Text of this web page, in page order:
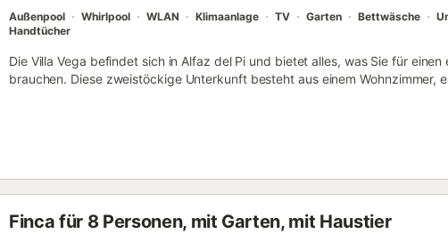
Maßen 9m x 4m und 1,75m tief -...
Außenpool Whirlpool WLAN Klimaanlage TV Garten Bettwäsche
Handtücher
Die Villa Vega befindet sich in Alfaz del Pi und bietet alles, was Sie für
brauchen. Diese zweistöckige Unterkunft besteht aus einem Wohnzimmer,
Ausstattung gehören außerdem WLAN, eine Klimaanlage, eine
Hochstuhl und ein Babybett sind gegen eine zusätzliche Gebühr verfügbar.
Parkplatz ist in einer Garage vorhanden. Das Mitbringen von Haustieren ist
Finca für 8 Personen, mit Garten, mit Haustier